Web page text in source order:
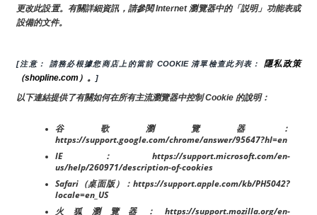
更改此設置。有關詳細資訊，請參閱 Internet 瀏覽器中的「説明」功能表或
設備的文件。
[注意： 請務必根據您商店上的當前 COOKIE 清單檢查此列表： 隱私政策
（shopline.com）。
]
以下連結提供了有關如何在所有主流瀏覽器中控制 Cookie 的說明：
谷歌瀏覽器：
https://support.google.com/chrome/answer/95647?hl=en
IE：https://support.microsoft.com/en-
us/help/260971/description-of-cookies
Safari（桌面版）：https://support.apple.com/kb/PH5042?
locale=en_US
火狐瀏覽器：https://support.mozilla.org/en-